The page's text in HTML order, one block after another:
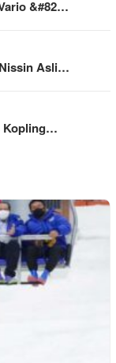
&#82…
Asli…
Kopling…